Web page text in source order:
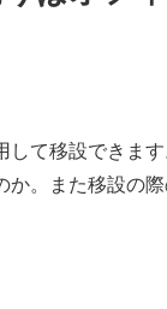
て移設できま
。また移設の